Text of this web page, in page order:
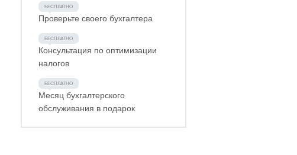
Проверьте своего бухгалтера
Консультация по оптимизации
налогов
Месяц бухгалтерского
обслуживания в подарок